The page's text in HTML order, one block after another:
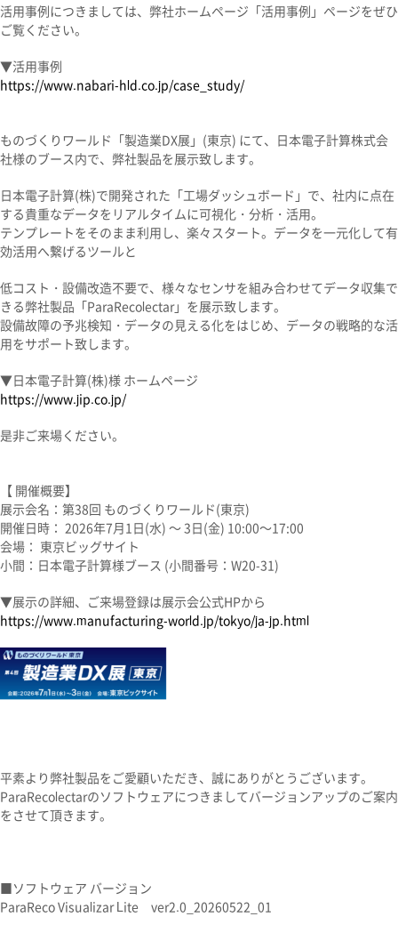
活用事例につきましては、弊社ホームページ「活用事例」ページをぜひ
ご覧ください。
▼活用事例
https://www.nabari-hld.co.jp/case_study/
ものづくりワールド「製造業DX展」(東京) にて、日本電子計算株式会
社様のブース内で、弊社製品を展示致します。
日本電子計算(株)で開発された「工場ダッシュボード」で、社内に点在
する貴重なデータをリアルタイムに可視化・分析・活用。
テンプレートをそのまま利用し、楽々スタート。データを一元化して有
効活用へ繋げるツールと
低コスト・設備改造不要で、様々なセンサを組み合わせてデータ収集で
きる弊社製品「ParaRecolectar」を展示致します。
設備故障の予兆検知・データの見える化をはじめ、データの戦略的な活
用をサポート致します。
▼日本電子計算(株)様 ホームページ
https://www.jip.co.jp/
是非ご来場ください。
【 開催概要】
展示会名：第38回 ものづくりワールド(東京)
開催日時： 2026年7月1日(水) ～ 3日(金) 10:00～17:00
会場： 東京ビッグサイト
小間：日本電子計算様ブース (小間番号：W20-31)
▼展示の詳細、ご来場登録は展示会公式HPから
https://www.manufacturing-world.jp/tokyo/ja-jp.html
平素より弊社製品を ご愛顧いただき、誠にありがとうございます。
ParaRecolectarのソフトウェアにつきましてバージョンアップのご案内
をさせて頂きます。
■ソフトウェア バージョン
ParaReco Visualizar Lite ver2.0_20260522_01